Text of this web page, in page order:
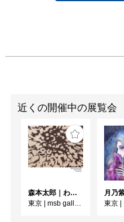
近くの開催中の展覧会
森本太郎｜わたしのパレイドリア
東京
msb gallery
東京